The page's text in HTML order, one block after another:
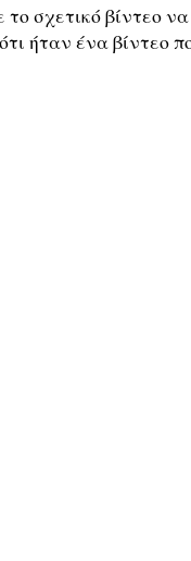
σχετικό βίντεο να
ήταν ένα βίντεο